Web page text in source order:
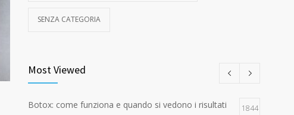
SENZA CATEGORIA
Most Viewed
Botox: come funziona e quando si vedono i risultati 1844